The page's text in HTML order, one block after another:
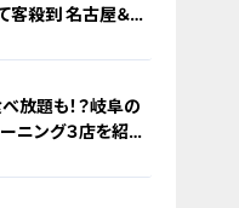
客殺到 名古屋＆岐
放題も！？岐阜の
ニング３店を紹